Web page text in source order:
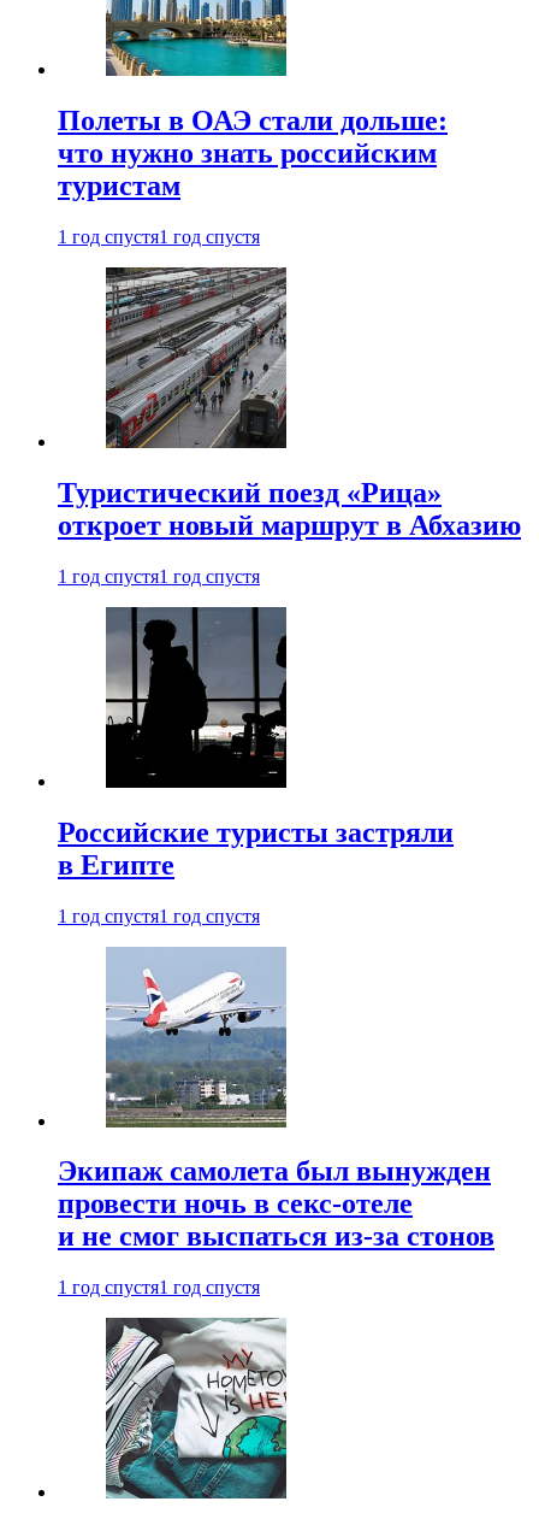
Полеты в ОАЭ стали дольше:
что нужно знать российским
туристам
1 год спустя1 год спустя
Туристический поезд «Рица»
откроет новый маршрут в Абхазию
1 год спустя1 год спустя
Российские туристы застряли
в Египте
1 год спустя1 год спустя
Экипаж самолета был вынужден
провести ночь в секс-отеле
и не смог выспаться из-за стонов
1 год спустя1 год спустя